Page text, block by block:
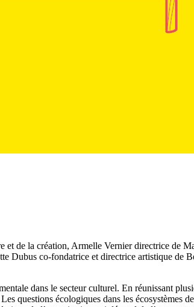
de la création, Armelle Vernier directrice de
Dubus co-fondatrice et directrice artistique de
dans le secteur culturel. En réunissant
questions écologiques dans les